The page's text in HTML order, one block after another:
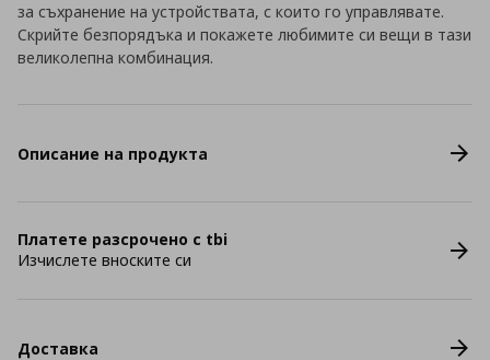
за съхранение на устройствата, с които го управлявате.
Скрийте безпорядъка и покажете любимите си вещи в тази
великолепна комбинация.
Описание на продукта
Платете разсрочено с tbi
Изчислете вноските си
Доставка